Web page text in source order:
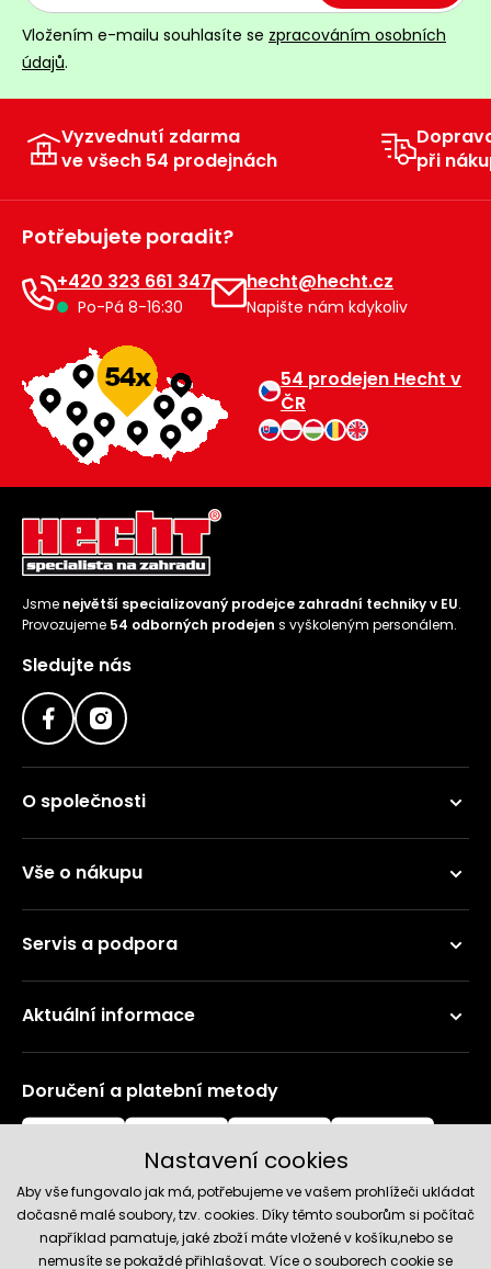
Vložením e-mailu souhlasíte se zpracováním osobních
údajů.
Vyzvednutí zdarma
ve všech 54 prodejnách
při
Potřebujete poradit?
+420 323 661 347
Po-Pá 8-16:30
hecht@hecht.cz
Napište nám kdykoliv
54 prodejen Hecht v
ČR
Jsme největší specializovaný prodejce zahradní techniky v EU.
Provozujeme 54 odborných prodejen s vyškoleným personálem.
Sledujte nás
O společnosti
Vše o nákupu
Servis a podpora
Aktuální informace
Doručení a platební metody
Nastavení cookies
Aby vše fungovalo jak má, potřebujeme ve vašem prohlížeči ukládat
dočasně malé soubory, tzv. cookies. Díky těmto souborům si počítač
například pamatuje, jaké zboží máte vložené v košíku,nebo se
nemusíte se pokaždé přihlašovat. Více o souborech cookie se